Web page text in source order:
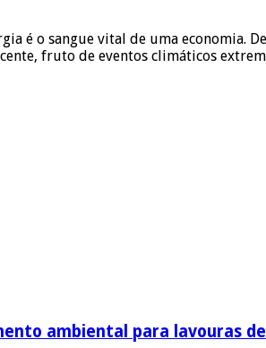
é o sangue vital de uma economia.
fruto de eventos climáticos
ambiental para lavouras